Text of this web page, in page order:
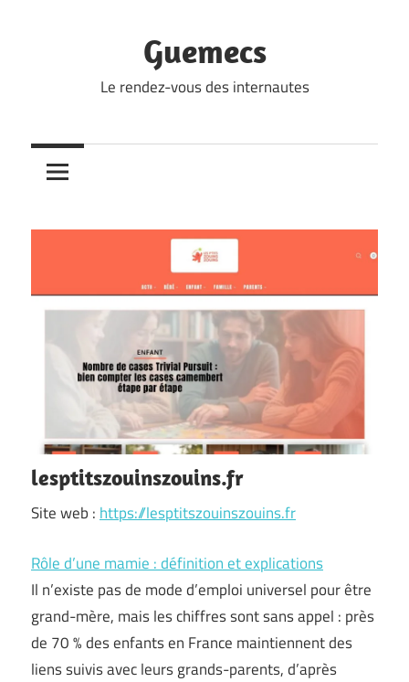
Guemecs
Le rendez-vous des internautes
lesptitszouinszouins.fr
Site web : https://lesptitszouinszouins.fr
Rôle d’une mamie : définition et explications
Il n’existe pas de mode d’emploi universel pour être
grand-mère, mais les chiffres sont sans appel : près
de 70 % des enfants en France maintiennent des
liens suivis avec leurs grands-parents, d’après